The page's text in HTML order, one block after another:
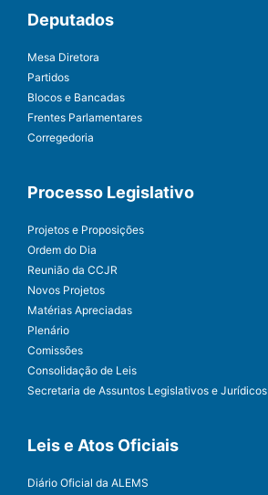
Deputados
Mesa Diretora
Partidos
Blocos e Bancadas
Frentes Parlamentares
Corregedoria
Processo Legislativo
Projetos e Proposições
Ordem do Dia
Reunião da CCJR
Novos Projetos
Matérias Apreciadas
Plenário
Comissões
Consolidação de Leis
Secretaria de Assuntos Legislativos e Jurídicos
Leis e Atos Oficiais
Diário Oficial da ALEMS